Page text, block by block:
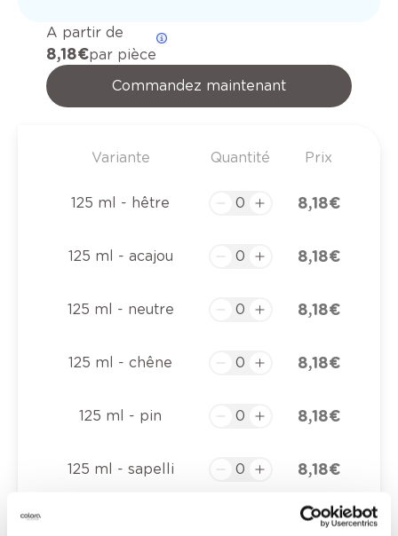
A partir de
8,18 €par pièce
Commandez maintenant
Variante Quantité Prix
125 ml - hêtre 8,18 €
125 ml - acajou 8,18 €
125 ml - neutre 8,18 €
125 ml - chêne 8,18 €
125 ml - pin 8,18 €
125 ml - sapelli 8,18 €
8,18 €